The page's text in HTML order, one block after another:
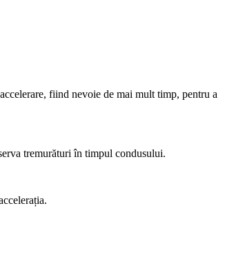
fiind nevoie de mai mult timp, pentru a
tremurături în timpul condusului.